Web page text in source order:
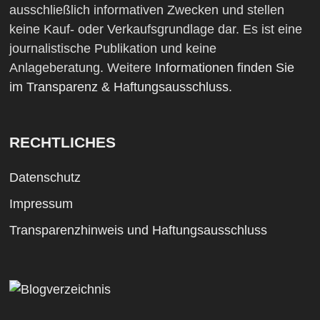
ausschließlich informativen Zwecken und stellen
keine Kauf- oder Verkaufsgrundlage dar. Es ist eine
journalistische Publikation und keine
Anlageberatung. Weitere Informationen finden Sie
im Transparenz & Haftungsausschluss.
RECHTLICHES
Datenschutz
Impressum
Transparenzhinweis und Haftungsausschluss